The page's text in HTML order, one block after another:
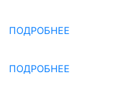
ПОДРОБНЕЕ
ПОДРОБНЕЕ